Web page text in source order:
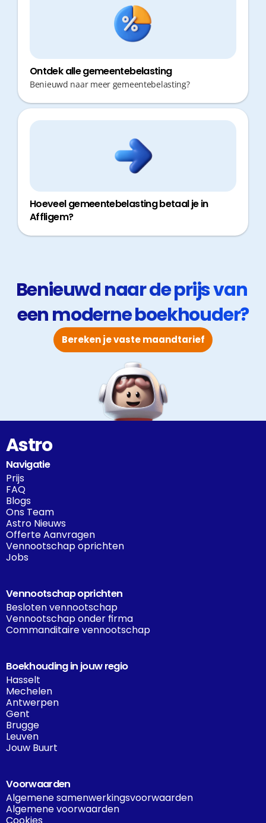
Ontdek alle gemeentebelasting
Benieuwd naar meer gemeentebelasting?
Hoeveel gemeentebelasting betaal je in
Affligem?
Benieuwd naar de prijs van
een moderne boekhouder?
Bereken je vaste maandtarief
Astro
Navigatie
Prijs
FAQ
Blogs
Ons Team
Astro Nieuws
Offerte Aanvragen
Vennootschap oprichten
Jobs
Vennootschap oprichten
Besloten vennootschap
Vennootschap onder firma
Commanditaire vennootschap
Boekhouding in jouw regio
Hasselt
Mechelen
Antwerpen
Gent
Brugge
Leuven
Jouw Buurt
Voorwaarden
Algemene samenwerkingsvoorwaarden
Algemene voorwaarden